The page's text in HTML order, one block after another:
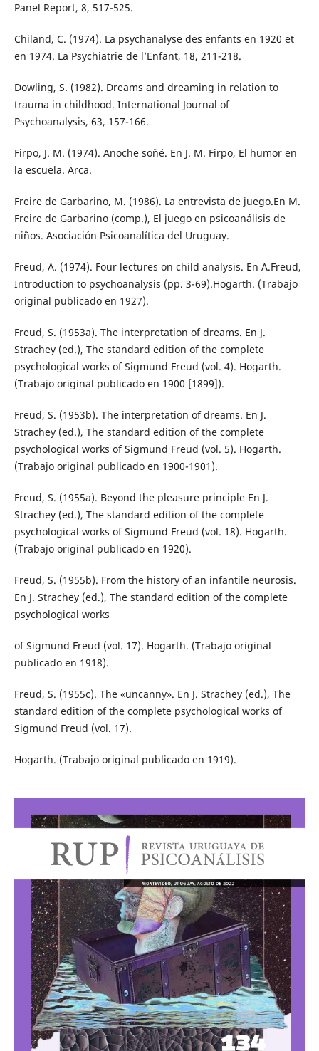
Panel Report, 8, 517-525.
Chiland, C. (1974). La psychanalyse des enfants en 1920 et
en 1974. La Psychiatrie de l’Enfant, 18, 211-218.
Dowling, S. (1982). Dreams and dreaming in relation to
trauma in childhood. International Journal of
Psychoanalysis, 63, 157-166.
Firpo, J. M. (1974). Anoche soñé. En J. M. Firpo, El humor en
la escuela. Arca.
Freire de Garbarino, M. (1986). La entrevista de juego.En M.
Freire de Garbarino (comp.), El juego en psicoanálisis de
niños. Asociación Psicoanalítica del Uruguay.
Freud, A. (1974). Four lectures on child analysis. En A.Freud,
Introduction to psychoanalysis (pp. 3-69).Hogarth. (Trabajo
original publicado en 1927).
Freud, S. (1953a). The interpretation of dreams. En J.
Strachey (ed.), The standard edition of the complete
psychological works of Sigmund Freud (vol. 4). Hogarth.
(Trabajo original publicado en 1900 [1899]).
Freud, S. (1953b). The interpretation of dreams. En J.
Strachey (ed.), The standard edition of the complete
psychological works of Sigmund Freud (vol. 5). Hogarth.
(Trabajo original publicado en 1900-1901).
Freud, S. (1955a). Beyond the pleasure principle En J.
Strachey (ed.), The standard edition of the complete
psychological works of Sigmund Freud (vol. 18). Hogarth.
(Trabajo original publicado en 1920).
Freud, S. (1955b). From the history of an infantile neurosis.
En J. Strachey (ed.), The standard edition of the complete
psychological works
of Sigmund Freud (vol. 17). Hogarth. (Trabajo original
publicado en 1918).
Freud, S. (1955c). The «uncanny». En J. Strachey (ed.), The
standard edition of the complete psychological works of
Sigmund Freud (vol. 17).
Hogarth. (Trabajo original publicado en 1919).